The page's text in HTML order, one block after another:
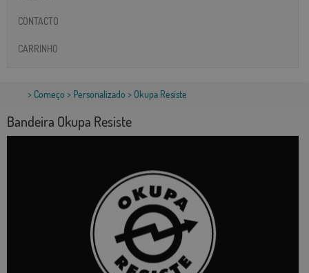
CONTACTO
CARRINHO
> Começo > Personalizado > Okupa Resiste
Bandeira Okupa Resiste